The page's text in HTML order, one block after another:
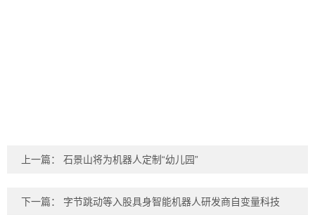
上一篇： 石景山将为机器人定制“幼儿园”
下一篇： 字节跳动等入股具身智能机器人研发商自变量科技